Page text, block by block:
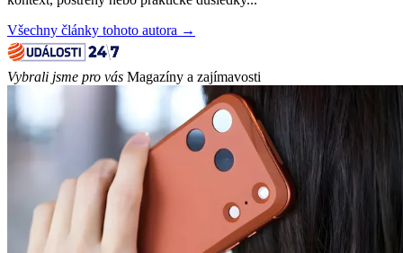
Všechny články tohoto autora →
Vybrali jsme pro vás Magazíny a zajímavosti